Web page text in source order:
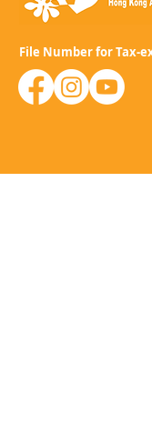
File Number for Tax-